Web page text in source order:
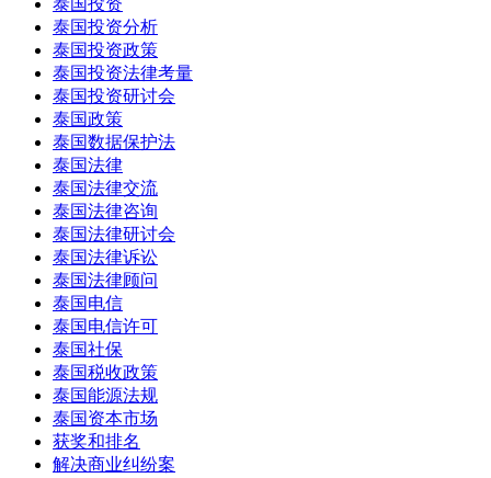
泰国投资
泰国投资分析
泰国投资政策
泰国投资法律考量
泰国投资研讨会
泰国政策
泰国数据保护法
泰国法律
泰国法律交流
泰国法律咨询
泰国法律研讨会
泰国法律诉讼
泰国法律顾问
泰国电信
泰国电信许可
泰国社保
泰国税收政策
泰国能源法规
泰国资本市场
获奖和排名
解决商业纠纷案